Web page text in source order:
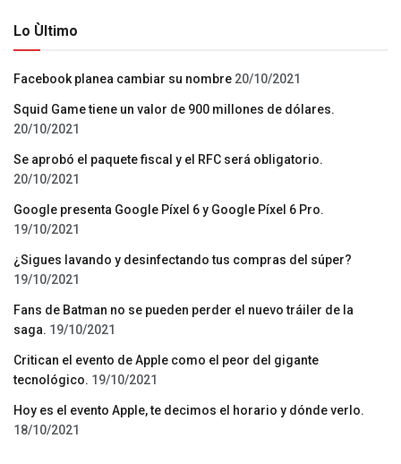
Lo Ùltimo
Facebook planea cambiar su nombre 20/10/2021
Squid Game tiene un valor de 900 millones de dólares.
20/10/2021
Se aprobó el paquete fiscal y el RFC será obligatorio.
20/10/2021
Google presenta Google Píxel 6 y Google Píxel 6 Pro.
19/10/2021
¿Sigues lavando y desinfectando tus compras del súper?
19/10/2021
Fans de Batman no se pueden perder el nuevo tráiler de la
saga. 19/10/2021
Critican el evento de Apple como el peor del gigante
tecnológico. 19/10/2021
Hoy es el evento Apple, te decimos el horario y dónde verlo.
18/10/2021